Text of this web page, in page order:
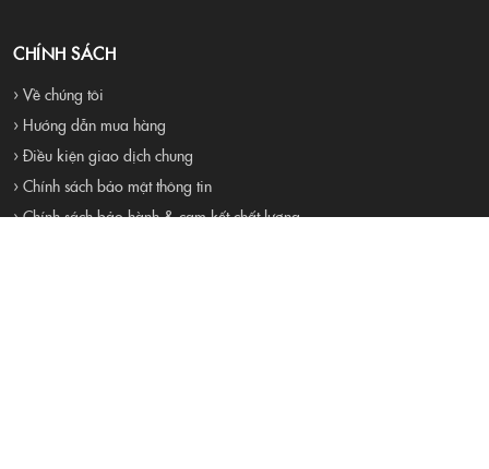
CHÍNH SÁCH
› Về chúng tôi
› Hướng dẫn mua hàng
› Điều kiện giao dịch chung
› Chính sách bảo mật thông tin
› Chính sách bảo hành & cam kết chất lượng